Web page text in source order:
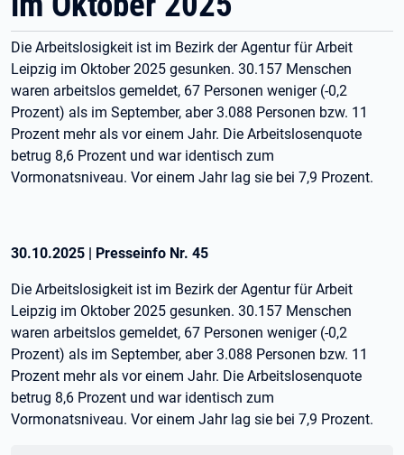
Die Arbeitslosigkeit ist im Bezirk der Agentur für Arbeit
Leipzig im Oktober 2025 gesunken. 30.157 Menschen
waren arbeitslos gemeldet, 67 Personen weniger (-0,2
Prozent) als im September, aber 3.088 Personen bzw. 11
Prozent mehr als vor einem Jahr. Die Arbeitslosenquote
betrug 8,6 Prozent und war identisch zum
Vormonatsniveau. Vor einem Jahr lag sie bei 7,9 Prozent.
30.10.2025 | Presseinfo Nr. 45
Die Arbeitslosigkeit ist im Bezirk der Agentur für Arbeit
Leipzig im Oktober 2025 gesunken. 30.157 Menschen
waren arbeitslos gemeldet, 67 Personen weniger (-0,2
Prozent) als im September, aber 3.088 Personen bzw. 11
Prozent mehr als vor einem Jahr. Die Arbeitslosenquote
betrug 8,6 Prozent und war identisch zum
Vormonatsniveau. Vor einem Jahr lag sie bei 7,9 Prozent.